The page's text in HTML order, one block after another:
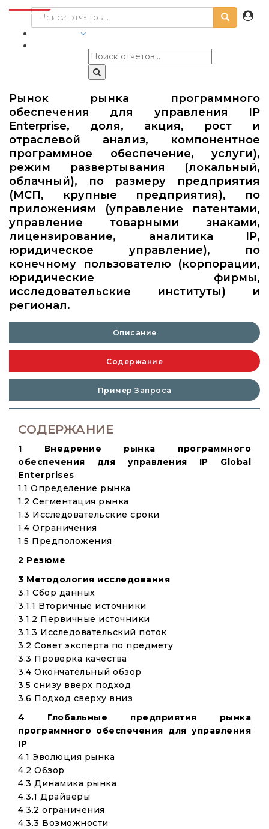
Рынок рынка программного
обеспечения для управления IP
Enterprise, доля, акция, рост и
отраслевой анализ, компонентное
программное обеспечение, услуги),
режим развертывания (локальный,
облачный), по размеру предприятия
(МСП, крупные предприятия), по
приложениям (управление патентами,
управление товарными знаками,
лицензирование, аналитика IP,
юридическое управление), по
конечному пользователю (корпорации,
юридические фирмы,
исследовательские институты) и
регионал.
Описание
Содержание
Пример Запроса
СОДЕРЖАНИЕ
1 Внедрение рынка программного
обеспечения для управления IP Global
Enterprises
1.1 Определение рынка
1.2 Сегментация рынка
1.3 Исследовательские сроки
1.4 Ограничения
1.5 Предположения
2 Резюме
3 Методология исследования
3.1 Сбор данных
3.1.1 Вторичные источники
3.1.2 Первичные источники
3.1.3 Исследовательский поток
3.2 Совет эксперта по предмету
3.3 Проверка качества
3.4 Окончательный обзор
3.5 снизу вверх подход
3.6 Подход сверху вниз
4 Глобальные предприятия рынка
программного обеспечения для управления
IP
4.1 Эволюция рынка
4.2 Обзор
4.3 Динамика рынка
4.3.1 Драйверы
4.3.2 ограничения
4.3.3 Возможности